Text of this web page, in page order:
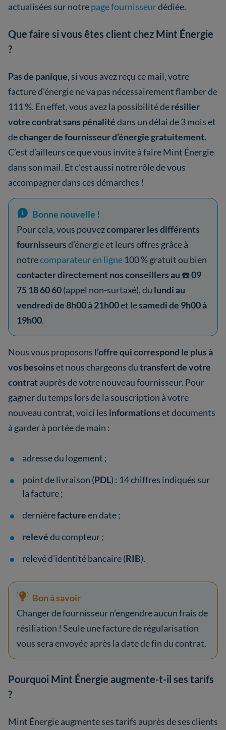
actualisées sur notrepage fournisseurdédiée.
Que faire si vous êtes client chez Mint Énergie
?
Pas de panique, si vous avez reçu ce mail, votre
facture d’énergie ne va pas nécessairement flamber de
111 %. En effet, vous avez la possibilité derésilier
votre contrat sans pénalitédans un délai de 3 mois et
dechanger de fournisseur d’énergie gratuitement.
C’est d’ailleurs ce que vous invite à faire Mint Énergie
dans son mail. Et c’est aussi notre rôle de vous
accompagner dans ces démarches !
Bonne nouvelle !
Pour cela, vous pouvezcomparer les différents
fournisseursd’énergie et leurs offres grâce à
notrecomparateur en ligne 100 % gratuit ou bien
contacter directement nos conseillers au ☎️09
75 18 60 60(appel non-surtaxé), du lundi au
vendredi de 8h00 à 21h00et lesamedi de 9h00 à
19h00.
Nous vous proposons l’offre qui correspond le plus à
vos besoinset nous chargeons dutransfert de votre
contratauprès de votre nouveau fournisseur. Pour
gagner du temps lors de la souscription à votre
nouveau contrat, voici les informationset documents
à garder à portée de main :
adresse du logement ;
point de livraison (PDL) : 14 chiffres indiqués sur
la facture ;
dernièrefactureen date ;
relevédu compteur ;
relevé d'identité bancaire (RIB).
Bon à savoir
Changer de fournisseur n’engendre aucun frais de
résiliation ! Seule une facture de régularisation
vous sera envoyée après la date de fin du contrat.
Pourquoi Mint Énergie augmente-t-il ses tarifs
?
Mint Énergie augmente ses tarifs auprès de ses clients